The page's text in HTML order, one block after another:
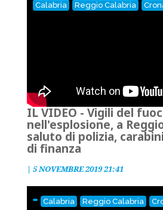
Calabria Reggio Calabria
IL VIDEO - Vigili del
nell'esplosione, a
saluto di polizia,
di finanza
| 5 NOVEMBRE 2019 21:41
Calabria Reggio Calabria